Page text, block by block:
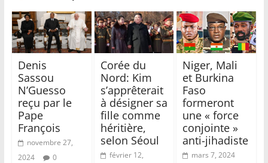
Denis
Sassou
N’Guesso
reçu par le
Pape
François
novembre 27,
2024
0
Corée du
Nord: Kim
s’apprêterait
à désigner sa
fille comme
héritière,
selon Séoul
février 12,
Niger, Mali
et Burkina
Faso
formeront
une « force
conjointe »
anti-jihadiste
mars 7, 2024